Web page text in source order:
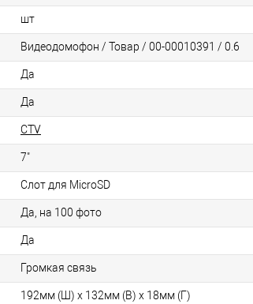
шт
Видеодомофон / Товар / 00-00010391 / 0.6
Да
Да
CTV
7"
Слот для MicroSD
Да, на 100 фото
Да
Громкая связь
192мм (Ш) x 132мм (В) x 18мм (Г)